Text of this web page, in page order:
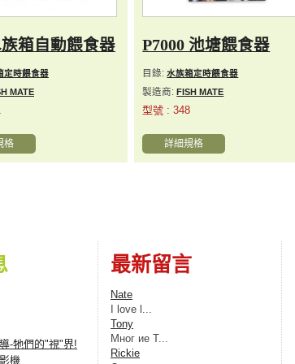
箱自動餵食器
定時餵食器
MATE
格
P7000 池塘餵食器
目錄:水族箱定時餵食器
製造商:FISH MATE
型號 : 348
詳細規格
-牠們的"視"界!
機
最新留言
Nate
I love l...
Tony
Мног ие Т...
Rickie